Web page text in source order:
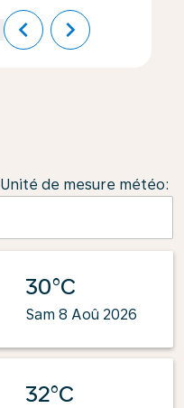
chevron_left chevron_right
Unité de mesure météo:
30°C
Sam 8 Aoû 2026
32°C